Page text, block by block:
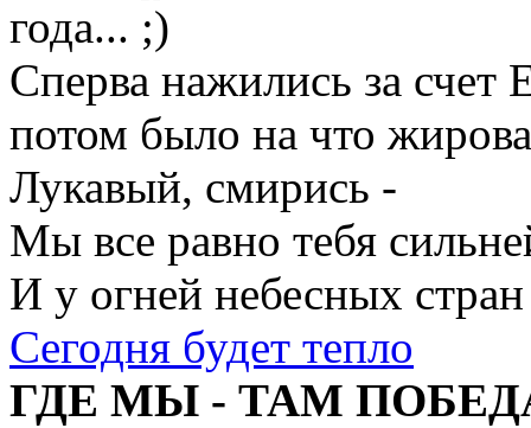
года...
Сперва нажились за счет
потом было на что
Лукавый, смирись -
Мы все равно тебя
И у огней небесных стран
Сегодня будет тепло
ГДЕ МЫ - ТАМ